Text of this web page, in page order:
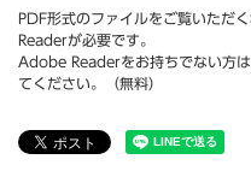
PDF形式のファイルをご覧いただ
Readerが必要です。
Adobe Readerをお持ちでない方
てください。（無料）